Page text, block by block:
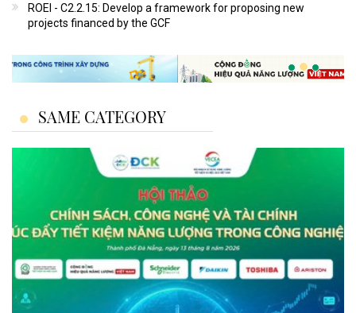
ROEI - C2.2.15: Develop a framework for proposing new
projects financed by the GCF
SAME CATEGORY